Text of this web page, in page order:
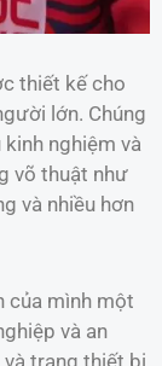
thiết kế cho
lớn. Chúng
nghiệm và
võ thuật như
và nhiều hơn
của mình một
và an